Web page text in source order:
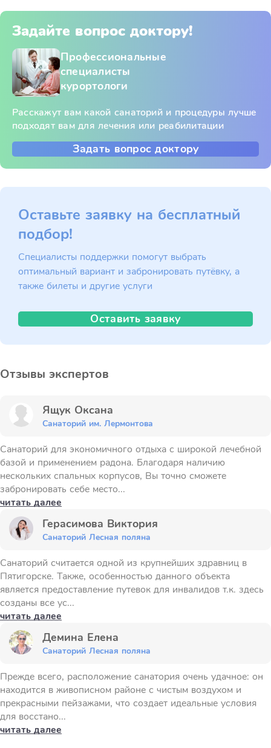
Задайте вопрос доктору!
Профессиональные
специалисты
курортологи
Расскажут вам какой санаторий и процедуры лучше
подходят вам для лечения или реабилитации
Задать вопрос доктору
Оставьте заявку на бесплатный
подбор!
Специалисты поддержки помогут выбрать
оптимальный вариант и забронировать путёвку, а
также билеты и другие услуги
Оставить заявку
Отзывы экспертов
Ящук Оксана
Санаторий им. Лермонтова
Санаторий для экономичного отдыха с широкой лечебной
базой и применением радона. Благодаря наличию
нескольких спальных корпусов, Вы точно сможете
забронировать себе место...
читать далее
Герасимова Виктория
Санаторий Лесная поляна
Санаторий считается одной из крупнейших здравниц в
Пятигорске. Также, особенностью данного объекта
является предоставление путевок для инвалидов т.к. здесь
созданы все ус...
читать далее
Демина Елена
Санаторий Лесная поляна
Прежде всего, расположение санатория очень удачное: он
находится в живописном районе с чистым воздухом и
прекрасными пейзажами, что создает идеальные условия
для восстано...
читать далее